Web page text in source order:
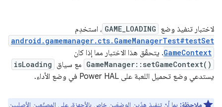
لاختبار تنفيذ وضع GAME_LOADING ، استخدِم
android.gamemanager.cts.GameManagerTest#testSet
GameContext. يتحقّق هذا الاختبار مما إذا كان
GameManager::setGameContext() مع سياق isLoading
يستدعي وضع تحميل اللعبة على Power HAL في وضع الأداء.
ملاحظة: بما أنّ تنفيذ هذَين الوضعَين خاص بالأجهزة، على المصنّعين الأصليين